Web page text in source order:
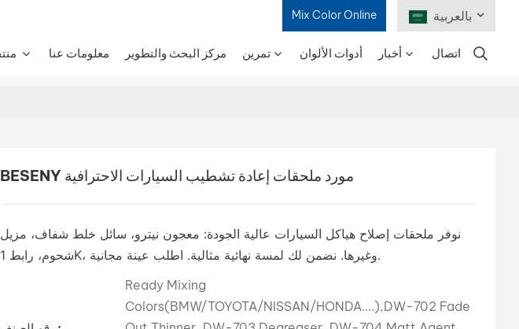
Mix Color Online بالعربية
Español
日本語
معلومات عنا مركز البحث والتطوير تمرين أدوات الألوان أخبار اتصال
BESENY مورد ملحقات إعادة تشطيب السيارات الاحترافية
نوفر ملحقات إصلاح هياكل السيارات عالية الجودة: معجون نيترو، سائل خلط شفاف، مزيل
شحوم، رابط 1K، وغيرها. نضمن لك لمسة نهائية مثالية. اطلب عينة مجانية.
Ready Mixing
Colors(BMW/TOYOTA/NISSAN/HONDA....),DW-702 Fade